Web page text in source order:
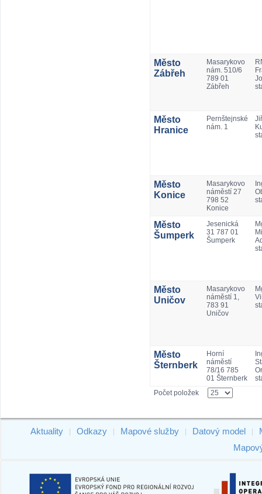
Město
Zábřeh
Masarykovo
nám. 510/6
789 01
Zábřeh
Město
Hranice
Pernštejnské
nám. 1
Město
Konice
Masarykovo
náměstí 27
798 52
Konice
Město
Šumperk
Jesenická
31 787 01
Šumperk
Město
Uničov
Masarykovo
náměstí 1,
783 91
Uničov
Město
Šternberk
Horní
náměstí
78/16 785
01 Šternberk
Počet položek
Aktuality Odkazy Mapové služby Datový model